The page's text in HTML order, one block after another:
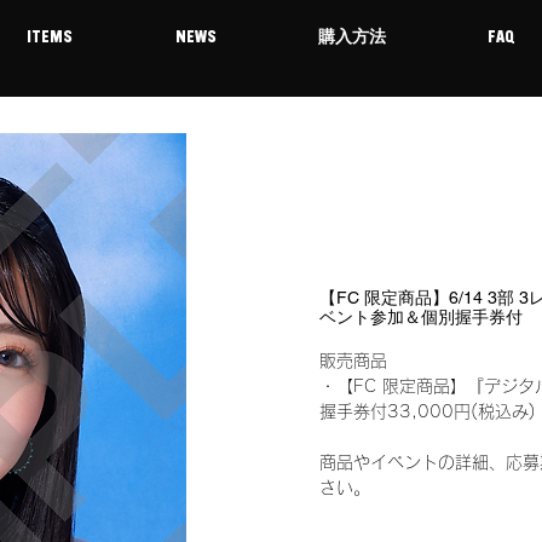
ITEMS NEWS 購入方法 FAQ
【FC 限定商品】6/14 3部 3
ベント参加＆個別握手券付
販売商品
・【FC 限定商品】『デジ
握手券付33,000円(税込
商品やイベントの詳細、応
さい。